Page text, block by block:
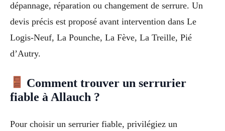
dépannage, réparation ou changement de serrure. Un
devis précis est proposé avant intervention dans Le
Logis-Neuf, La Pounche, La Fève, La Treille, Pié
d’Autry.
Comment trouver un serrurier
fiable à Allauch ?
Pour choisir un serrurier fiable, privilégiez un